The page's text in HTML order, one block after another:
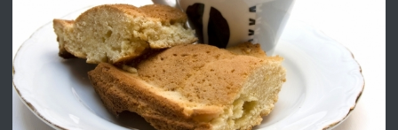
ПРЕДЛАГА Давам гараж под наем
преди 2 дни